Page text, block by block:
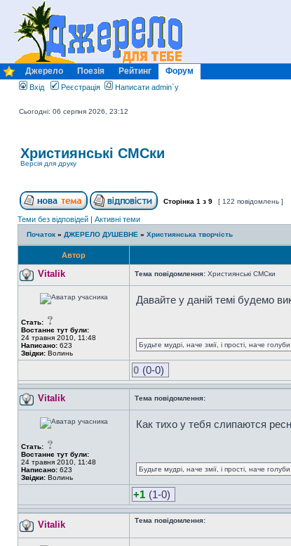
Джерело Поезія Рейтинг Форум
Вхід Реєстрація Написати admin`у
Сьогодні: 06 серпня 2026, 23:12
Християнські СМСки
Версія для друку
Сторінка 1 з 9 [ 122 повідомлень ]
Теми без відповідей | Активні теми
Початок » ДЖЕРЕЛО ДУШЕВНЕ » Християнська творчість
Автор
Vitalik Тема повідомлення: Християнські СМСки
Стать:
Востаннє тут були:
24 травня 2010, 11:48
Написано: 623
Звідки: Волинь
Давайте у даній темі будемо
Будьте мудрі, наче змії, і прості, наче голуби.
0 (0-0)
Vitalik Тема повідомлення:
Стать:
Востаннє тут були:
24 травня 2010, 11:48
Написано: 623
Звідки: Волинь
Как тихо у тебя слипаются
Будьте мудрі, наче змії, і прості, наче голуби.
+1 (1-0)
Vitalik Тема повідомлення: